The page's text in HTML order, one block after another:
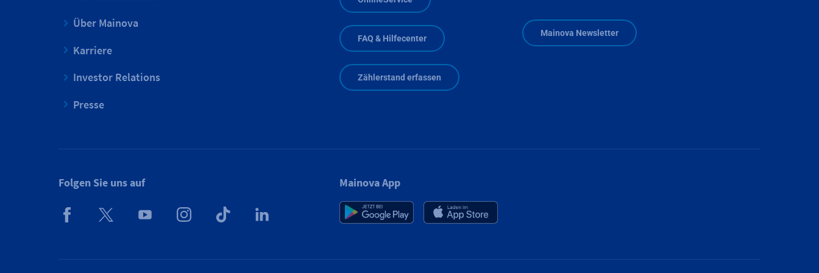
Über Mainova
Karriere
Investor Relations
Presse
FAQ & Hilfecenter
Zählerstand erfassen
Mainova Newsletter
Folgen Sie uns auf Mainova App